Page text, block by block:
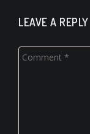
LEAVE A REPLY